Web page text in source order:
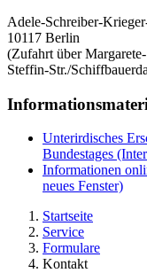
Adele-Schreiber-
10117 Berlin
(Zufahrt über Margarete-
Steffin-Str./
Unterirdisches
Bundestages
Informationen
neues Fenster)
Startseite
Service
Formulare
Kontakt